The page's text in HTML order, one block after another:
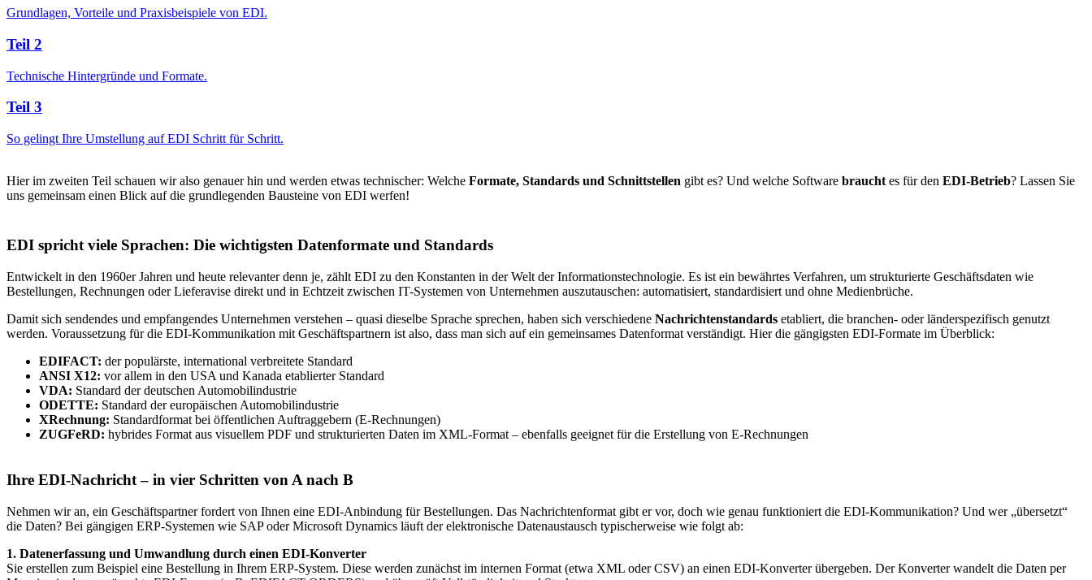
Grundlagen, Vorteile und Praxisbeispiele von EDI.
Teil 2
Technische Hintergründe und Formate.
Teil 3
So gelingt Ihre Umstellung auf EDI Schritt für Schritt.
Hier im zweiten Teil schauen wir also genauer hin und werden etwas technischer: Welche Formate, Standards und Schnittstellen gibt es? Und welche Software braucht es für den EDI-Betrieb? Lassen Sie
uns gemeinsam einen Blick auf die grundlegenden Bausteine von EDI werfen!
EDI spricht viele Sprachen: Die wichtigsten Datenformate und Standards
Entwickelt in den 1960er Jahren und heute relevanter denn je, zählt EDI zu den Konstanten in der Welt der Informationstechnologie. Es ist ein bewährtes Verfahren, um strukturierte Geschäftsdaten wie
Bestellungen, Rechnungen oder Lieferavise direkt und in Echtzeit zwischen IT-Systemen von Unternehmen auszutauschen: automatisiert, standardisiert und ohne Medienbrüche.
Damit sich sendendes und empfangendes Unternehmen verstehen – quasi dieselbe Sprache sprechen, haben sich verschiedene Nachrichtenstandards etabliert, die branchen- oder länderspezifisch genutzt
werden. Voraussetzung für die EDI-Kommunikation mit Geschäftspartnern ist also, dass man sich auf ein gemeinsames Datenformat verständigt. Hier die gängigsten EDI-Formate im Überblick:
EDIFACT: der populärste, international verbreitete Standard
ANSI X12: vor allem in den USA und Kanada etablierter Standard
VDA: Standard der deutschen Automobilindustrie
ODETTE: Standard der europäischen Automobilindustrie
XRechnung: Standardformat bei öffentlichen Auftraggebern (E-Rechnungen)
ZUGFeRD: hybrides Format aus visuellem PDF und strukturierten Daten im XML-Format – ebenfalls geeignet für die Erstellung von E-Rechnungen
Ihre EDI-Nachricht – in vier Schritten von A nach B
Nehmen wir an, ein Geschäftspartner fordert von Ihnen eine EDI-Anbindung für Bestellungen. Das Nachrichtenformat gibt er vor, doch wie genau funktioniert die EDI-Kommunikation? Und wer „übersetzt“
die Daten? Bei gängigen ERP-Systemen wie SAP oder Microsoft Dynamics läuft der elektronische Datenaustausch typischerweise wie folgt ab:
1. Datenerfassung und Umwandlung durch einen EDI-Konverter
Sie erstellen zum Beispiel eine Bestellung in Ihrem ERP-System. Diese werden zunächst im internen Format (etwa XML oder CSV) an einen EDI-Konverter übergeben. Der Konverter wandelt die Daten per